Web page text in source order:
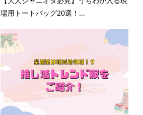
場用トートバッグ20選！...